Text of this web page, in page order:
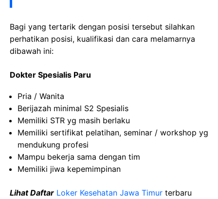
Bagi yang tertarik dengan posisi tersebut silahkan
perhatikan posisi, kualifikasi dan cara melamarnya
dibawah ini:
Dokter Spesialis Paru
Pria / Wanita
Berijazah minimal S2 Spesialis
Memiliki STR yg masih berlaku
Memiliki sertifikat pelatihan, seminar / workshop yg
mendukung profesi
Mampu bekerja sama dengan tim
Memiliki jiwa kepemimpinan
Lihat Daftar Loker Kesehatan Jawa Timur terbaru